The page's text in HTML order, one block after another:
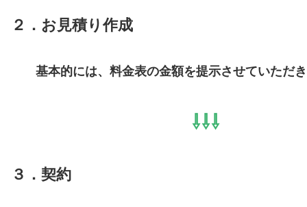
２．お見積り作成
基本的には、料金表の金額を提示させていただ
⇩⇩⇩
３．契約